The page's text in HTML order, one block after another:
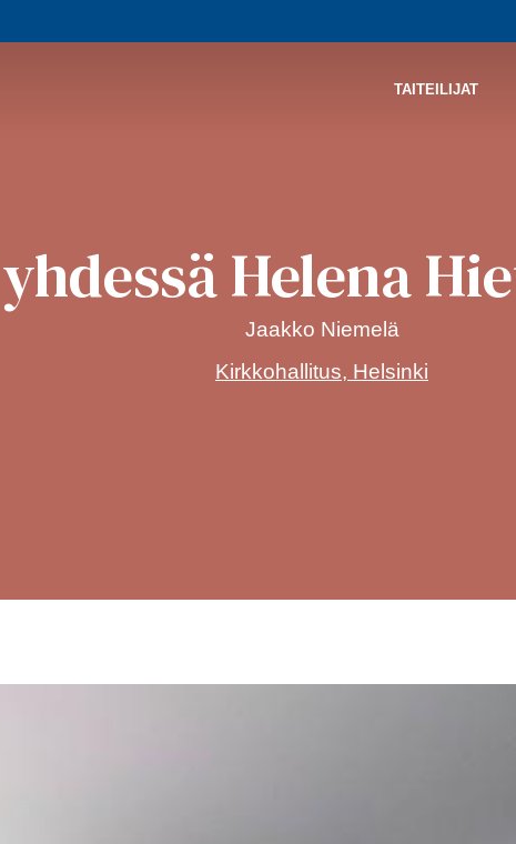
TAITEILIJAT
Helena
Jaakko Niemelä
Kirkkohallitus, Helsinki